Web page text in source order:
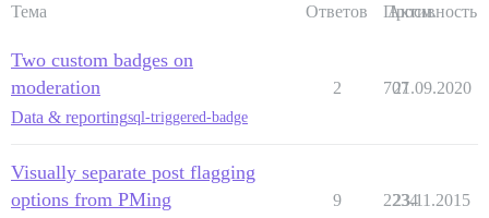
Тема Ответов Просм.
Активность
Two custom badges on
moderation
Data & reportingsql-triggered-badge
2 707
21.09.2020
Visually separate post flagging
options from PMing
9 2234
23.11.2015